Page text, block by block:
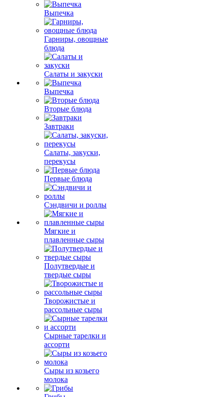
Выпечка
Гарниры, овощные
блюда
Салаты и закуски
Выпечка
Вторые блюда
Завтраки
Салаты, закуски,
перекусы
Первые блюда
Сэндвичи и роллы
Мягкие и
плавленные сыры
Полутвердые и
твердые сыры
Творожистые и
рассольные сыры
Сырные тарелки и
ассорти
Сыры из козьего
молока